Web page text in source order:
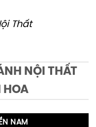
Thất
NỘI THẤT
HOA
NAM